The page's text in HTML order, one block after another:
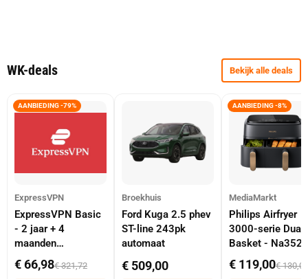
WK-deals Bekijk alle deals
AANBIEDING -79%
ExpressVPN
ExpressVPN Basic
- 2 jaar + 4
maanden
abonnement
€ 66,98€ 321,72
Broekhuis
Ford Kuga 2.5 phev
ST-line 243pk
automaat
€ 509,00
AANBIEDING -8%
MediaMarkt
Philips Airfryer
3000-serie Dual
Basket -
Dubbele Mand 9
Tot 6 Personen
€ 119,00€ 130,00